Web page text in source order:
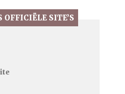
OFFICIËLE SITE’S